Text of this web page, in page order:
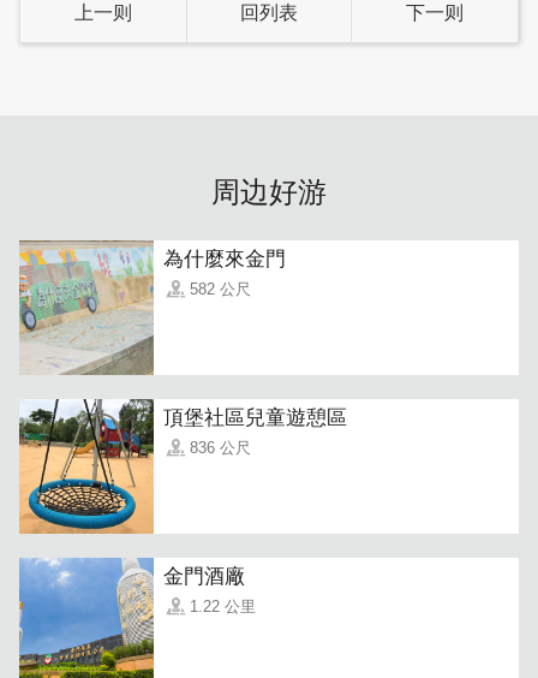
上一则 回列表 下一则
周边好游
為什麼來金門
582 公尺
頂堡社區兒童遊憩區
836 公尺
金門酒廠
1.22 公里